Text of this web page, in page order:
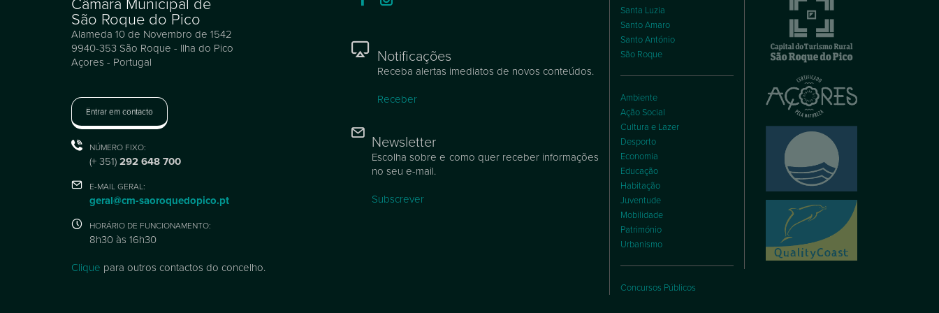
Câmara Municipal de
São Roque do Pico
Alameda 10 de Novembro de 1542
9940-353 São Roque - Ilha do Pico
Açores - Portugal
Entrar em contacto
NÚMERO FIXO:
(+ 351) 292 648 700
E-MAIL GERAL:
geral@cm-saoroquedopico.pt
HORÁRIO DE FUNCIONAMENTO:
8h30 às 16h30
Clique para outros contactos do concelho.
Notificações
Receba alertas imediatos de novos conteúdos.
Receber
Newsletter
Escolha sobre e como quer receber informações
no seu e-mail.
Subscrever
Santa Luzia
Santo Amaro
Santo António
São Roque
Ambiente
Ação Social
Cultura e Lazer
Desporto
Economia
Educação
Habitação
Juventude
Mobilidade
Património
Urbanismo
Concursos Públicos